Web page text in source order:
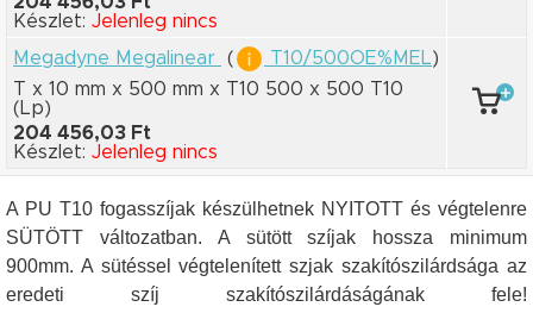
Készlet: Jelenleg nincs
Megadyne Megalinear
( T10/500OE%MEL)
T x 10 mm x 500 mm x T10 500 x 500 T10
(Lp)
204 456,03 Ft
Készlet: Jelenleg nincs
A PU T10 fogasszíjak készülhetnek NYITOTT és végtelenre
SÜTÖTT változatban. A sütött szíjak hossza minimum
900mm. A sütéssel végtelenített szjak szakítószilárdsága az
eredeti szíj szakítószilárdáságának fele!